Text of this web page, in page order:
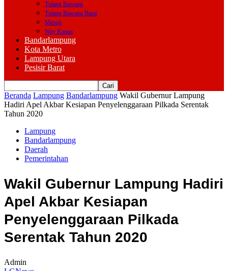
Tulang Bawang
Tulang Bawang Barat
Mesuji
Way Kanan
Bandarlampung
Kota Metro
Lampung Utara
Pesisir Barat
Beranda Lampung Bandarlampung Wakil Gubernur Lampung
Hadiri Apel Akbar Kesiapan Penyelenggaraan Pilkada Serentak
Tahun 2020
Lampung
Bandarlampung
Daerah
Pemerintahan
Wakil Gubernur Lampung Hadiri
Apel Akbar Kesiapan
Penyelenggaraan Pilkada
Serentak Tahun 2020
Admin